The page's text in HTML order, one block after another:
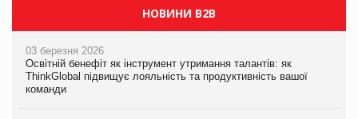
НОВИНИ B2B
03 березня 2026
Освітній бенефіт як інструмент утримання талантів: як
ThinkGlobal підвищує лояльність та продуктивність вашої
команди